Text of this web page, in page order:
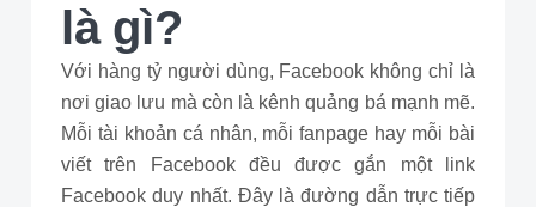
là gì?
Với hàng tỷ người dùng, Facebook không chỉ là
nơi giao lưu mà còn là kênh quảng bá mạnh mẽ.
Mỗi tài khoản cá nhân, mỗi fanpage hay mỗi bài
viết trên Facebook đều được gắn một link
Facebook duy nhất. Đây là đường dẫn trực tiếp